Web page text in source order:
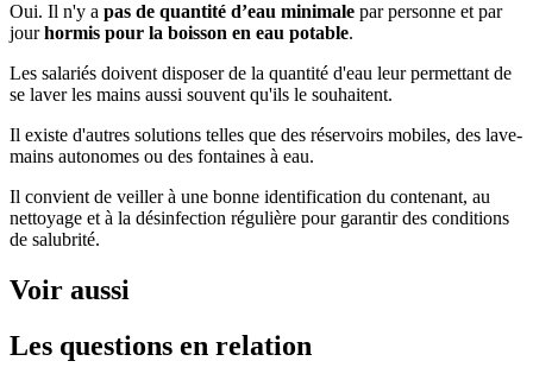
Oui. Il n'y a pas de quantité d’eau minimale par personne et par
jourhormis pour la boisson en eau potable.
Les salariés doivent disposer de la quantité d'eau leur permettant de
se laver les mains aussi souvent qu'ils le souhaitent.
Il existe d'autres solutions telles que des réservoirs mobiles, des lave-
mains autonomes ou des fontaines à eau.
Il convient de veiller à une bonne identification du contenant, au
nettoyage et à la désinfection régulière pour garantir des conditions
de salubrité.
Voir aussi
Les questions en relation